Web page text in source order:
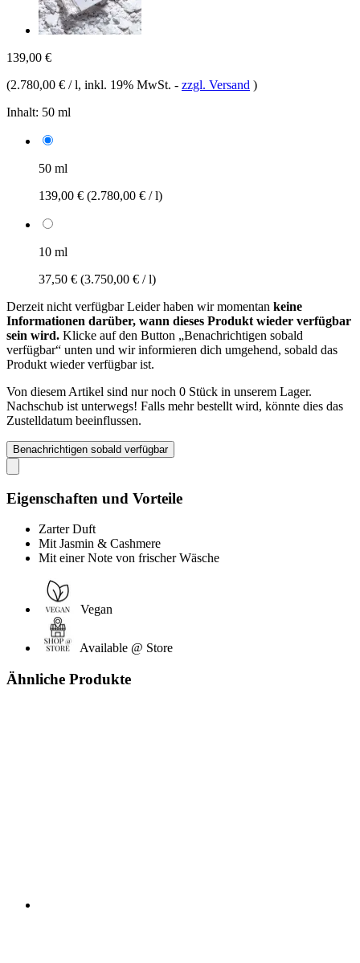
139,00 €
(2.780,00 € / l, inkl. 19% MwSt. - zzgl. Versand )
Inhalt: 50 ml
50 ml
139,00 € (2.780,00 € / l)
10 ml
37,50 € (3.750,00 € / l)
Derzeit nicht verfügbarLeider haben wir momentan keine
Informationen darüber, wann dieses Produkt wieder verfügbar
sein wird. Klicke auf den Button „Benachrichtigen sobald
verfügbar“ unten und wir informieren dich umgehend, sobald das
Produkt wieder verfügbar ist.
Von diesem Artikel sind nur noch 0 Stück in unserem Lager.
Nachschub ist unterwegs! Falls mehr bestellt wird, könnte dies das
Zustelldatum beeinflussen.
Benachrichtigen sobald verfügbar
Eigenschaften und Vorteile
Zarter Duft
Mit Jasmin & Cashmere
Mit einer Note von frischer Wäsche
Vegan
Available @ Store
Ähnliche Produkte